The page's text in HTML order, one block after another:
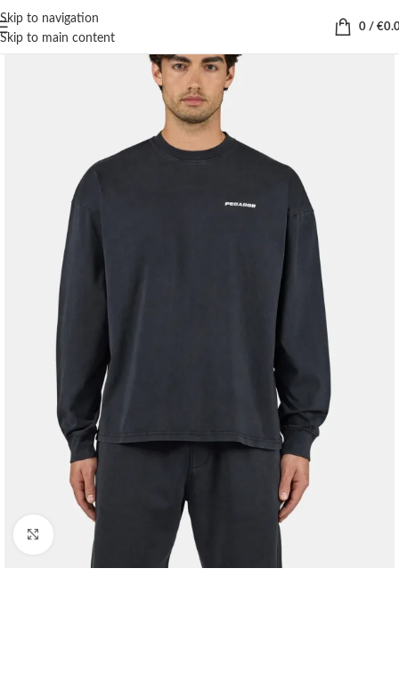
Skip to navigation
Skip to main content
0 / €
Click to enlarge